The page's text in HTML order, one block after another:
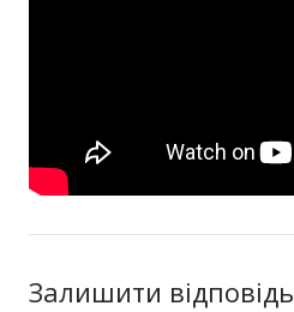
Залишити відповідь